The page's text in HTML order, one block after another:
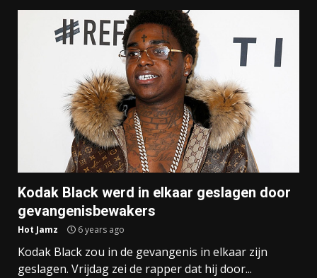
Kodak Black werd in elkaar geslagen door
gevangenisbewakers
Hot Jamz 6 years ago
Kodak Black zou in de gevangenis in elkaar zijn
geslagen. Vrijdag zei de rapper dat hij door...